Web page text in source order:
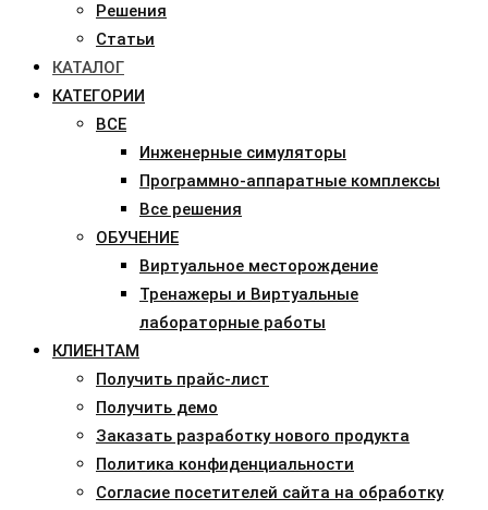
Решения
Статьи
КАТАЛОГ
КАТЕГОРИИ
ВСЕ
Инженерные симуляторы
Программно-аппаратные комплексы
Все решения
ОБУЧЕНИЕ
Виртуальное месторождение
Тренажеры и Виртуальные
лабораторные работы
КЛИЕНТАМ
Получить прайс-лист
Получить демо
Заказать разработку нового продукта
Политика конфиденциальности
Согласие посетителей сайта на обработку